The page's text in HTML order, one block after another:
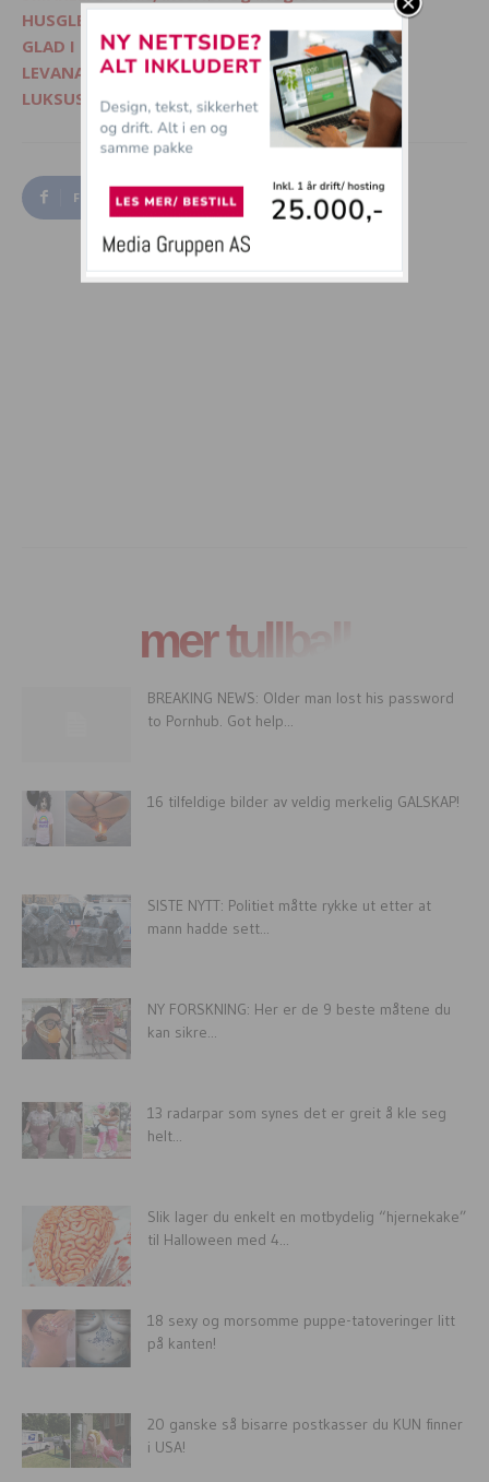
HUSGLEDE.NO - Finn lekre matoppskrifter
GLAD I DYR? - Besøk Morsommedyr.no
LEVANA.NO - Kvinnemagasin på nett
LUKSUSFERIE.NO - Ferie på sitt beste
Facebook Twitter
mer tullball
BREAKING NEWS: Older man lost his password
to Pornhub. Got help...
16 tilfeldige bilder av veldig merkelig GALSKAP!
SISTE NYTT: Politiet måtte rykke ut etter at
mann hadde sett...
NY FORSKNING: Her er de 9 beste måtene du
kan sikre...
13 radarpar som synes det er greit å kle seg
helt...
Slik lager du enkelt en motbydelig “hjernekake”
til Halloween med 4...
18 sexy og morsomme puppe-tatoveringer litt
på kanten!
20 ganske så bisarre postkasser du KUN finner
i USA!